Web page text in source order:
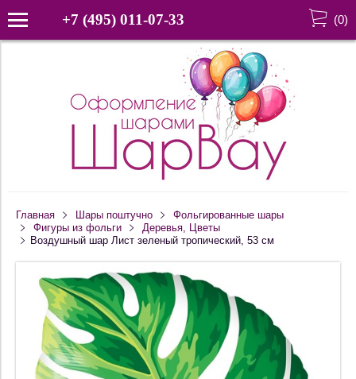
+7 (495) 011-07-33 (0)
Главная Шары поштучно
Фольгированные шары
Фигуры из фольги
Деревья, Цветы
Воздушный шар Лист зеленый тропический, 53 см